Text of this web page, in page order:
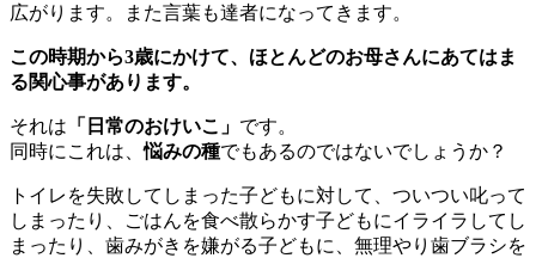
広がります。また言葉も達者になってきます。
この時期から3歳にかけて、ほとんどのお母さんにあてはま
る関心事があります。
それは 「日常のおけいこ」 です。
同時にこれは、悩みの種でもあるのではないでしょうか？
トイレを失敗してしまった子どもに対して、ついつい叱って
しまったり、ごはんを食べ散らかす子どもにイライラしてし
まったり、歯みがきを嫌がる子どもに、無理やり歯ブラシを